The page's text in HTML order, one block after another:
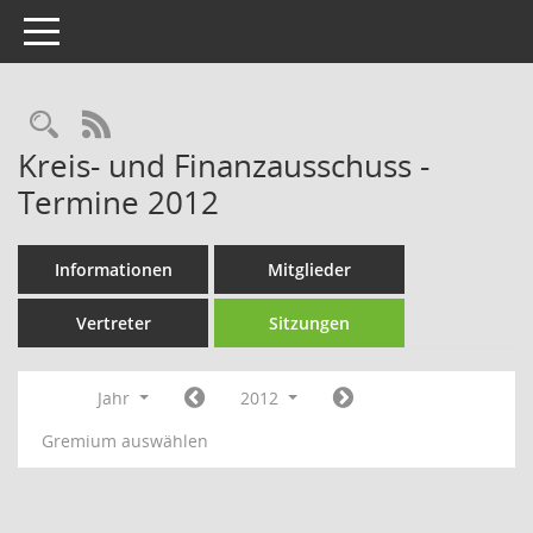
Toggle navigation
Rechercheauswahl
RSS-Feed
Kreis- und Finanzausschuss -
Termine 2012
Informationen Mitglieder
Vertreter Sitzungen
Jahr
2012
Gremium auswählen